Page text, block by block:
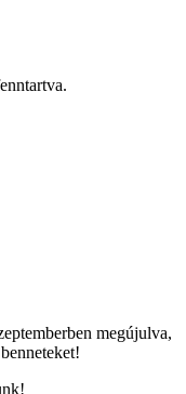
megújulva,